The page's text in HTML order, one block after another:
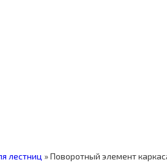
лестниц »Поворотный элемент